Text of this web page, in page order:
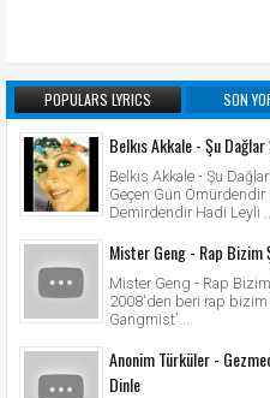
POPULARS LYRICS SON
Belkıs Akkale - Şu
Belkıs Akkale - Şu
Geçen Gün Ömürdendir
Demirdendir Hadi Leyli ...
Mister Geng - Rap Bizim
Mister Geng - Rap
2008'den beri rap bizim
Gangmist'...
Anonim Türküler -
Dinle